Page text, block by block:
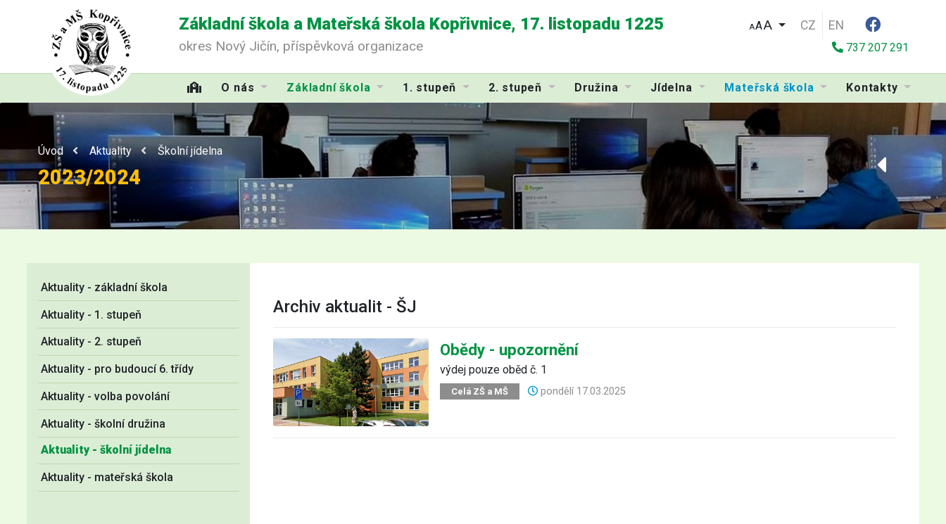
Základní škola a Mateřská škola Kopřivnice, 17. listopadu 1225
okres Nový Jičín, příspěvková organizace
AA CZ EN
737 207 291
O nás Základní škola 1. stupeň 2. stupeň Družina Jídelna Mateřská škola Kontakty
Úvod Aktuality Školní jídelna
2023/2024
Aktuality - základní škola
Aktuality - 1. stupeň
Aktuality - 2. stupeň
Aktuality - pro budoucí 6. třídy
Aktuality - volba povolání
Aktuality - školní družina
Aktuality - školní jídelna
Aktuality - mateřská škola
Archiv aktualit - ŠJ
Obědy - upozornění
výdej pouze oběd č. 1
Celá ZŠ a MŠ pondělí17.03.2025